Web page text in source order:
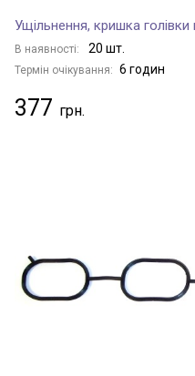
Ущільнення, кришка голівки
В наявності: 20 шт.
Термін очікування: 6 годин
377